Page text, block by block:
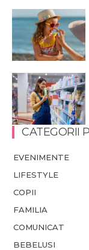
CATEGORII
EVENIMENTE
LIFESTYLE
COPII
FAMILIA
COMUNICAT
BEBELUSI